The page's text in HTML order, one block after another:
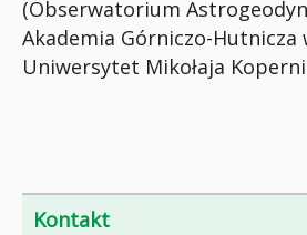
(Obserwatorium
Akademia Górniczo-Hutnicza
Uniwersytet Mikołaja
Kontakt